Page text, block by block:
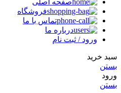
صفحه اصلی
فروشگاه
تماس با ما
درباره ما
ورود / ثبت نام
سبد خرید
بستن
ورود
بستن